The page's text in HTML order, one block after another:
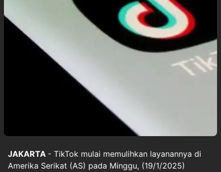
JAKARTA - TikTok mulai memulihkan layanannya di
Amerika Serikat (AS) pada Minggu, (19/1/2025)